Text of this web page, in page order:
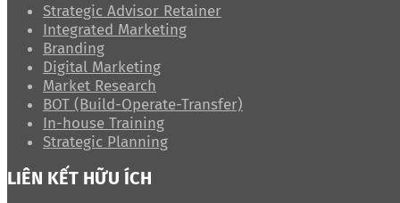
Strategic Advisor Retainer
Integrated Marketing
Branding
Digital Marketing
Market Research
BOT (Build-Operate-Transfer)
In-house Training
Strategic Planning
LIÊN KẾT HỮU ÍCH